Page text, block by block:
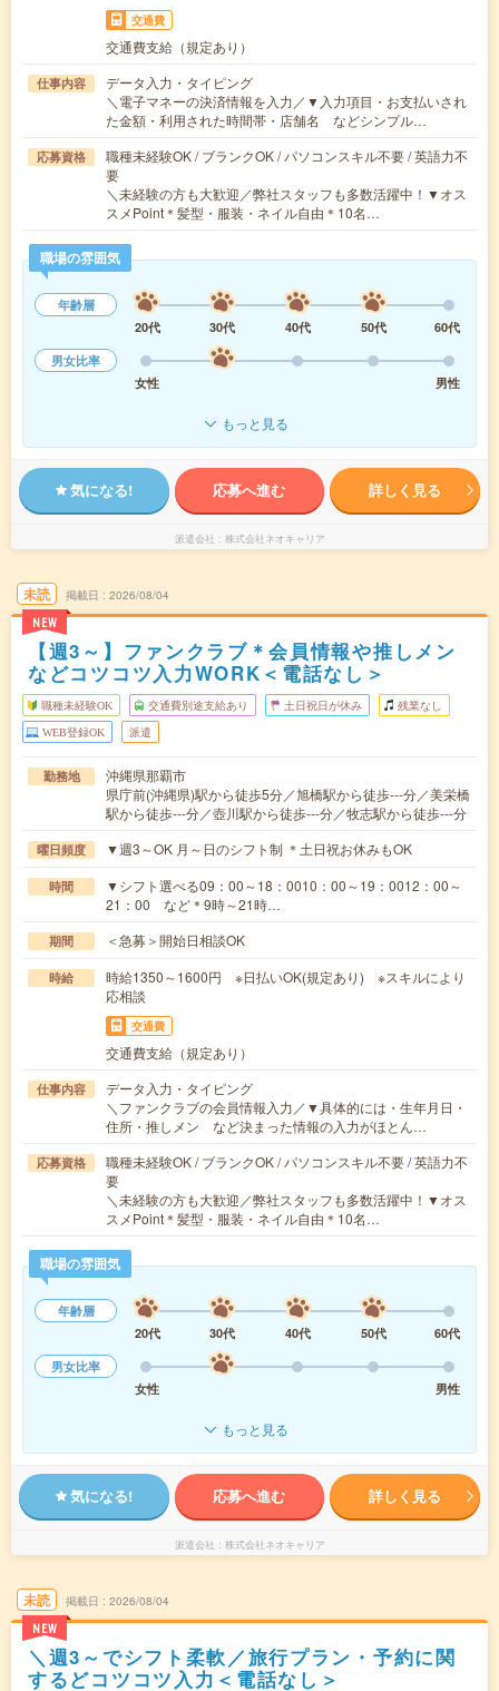
交通費
交通費支給（規定あり）
仕事内容
データ入力・タイピング
＼電子マネーの決済情報を入力／▼入力項目・お支払いされ
た金額・利用された時間帯・店舗名 などシンプル…
応募資格
職種未経験OK / ブランクOK / パソコンスキル不要 / 英語力不
要
＼未経験の方も大歓迎／弊社スタッフも多数活躍中！▼オス
スメPoint＊髪型・服装・ネイル自由＊10名…
職場の雰囲気
年齢層
20代
30代 40代 50代
60代
男女比率
女性
男性
もっと見る
気になる! 応募へ進む 詳しく見る
派遣会社 株式会社ネオキャリア
未読
NEW
掲載日 2026/08/04
【週3～】ファンクラブ＊会員情報や推しメン
などコツコツ入力WORK＜電話なし＞
職種未経験OK 交通費別途支給あり 土日祝日が休み 残業なし
WEB登録OK 派遣
勤務地
沖縄県那覇市
県庁前(沖縄県)駅から徒歩5分／旭橋駅から徒歩---分／美栄橋
駅から徒歩---分／壺川駅から徒歩---分／牧志駅から徒歩---分
曜日頻度 ▼週3～OK 月～日のシフト制 ＊土日祝お休みもOK
時間
▼シフト選べる09：00～18：0010：00～19：0012：00～
21：00 など＊9時～21時…
期間 ＜急募＞開始日相談OK
時給
時給1350～1600円 ※日払いOK(規定あり) ※スキルにより
応相談
交通費
交通費支給（規定あり）
仕事内容
データ入力・タイピング
＼ファンクラブの会員情報入力／▼具体的には・生年月日・
住所・推しメン など決まった情報の入力がほとん…
応募資格
職種未経験OK / ブランクOK / パソコンスキル不要 / 英語力不
要
＼未経験の方も大歓迎／弊社スタッフも多数活躍中！▼オス
スメPoint＊髪型・服装・ネイル自由＊10名…
職場の雰囲気
年齢層
20代
30代 40代 50代
60代
男女比率
女性
男性
もっと見る
気になる! 応募へ進む 詳しく見る
派遣会社 株式会社ネオキャリア
未読
NEW
掲載日 2026/08/04
＼週3～でシフト柔軟／旅行プラン・予約に関
するどコツコツ入力＜電話なし＞